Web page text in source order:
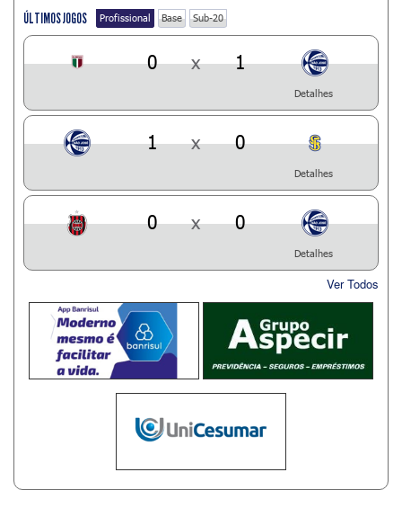
ÚLTIMOS JOGOS Profissional Base Sub-20
0 x 1
Detalhes
1 x 0
Detalhes
0 x 0
Detalhes
Ver Todos